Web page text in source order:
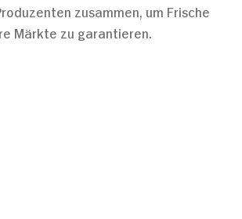
zusammen, um Frische
Märkte zu garantieren.